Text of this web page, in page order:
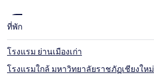
ที่พัก
โรงแรม ย่านเมืองเก่า
โรงแรมใกล้ มหาวิทยาลัยราชภัฏเชียงใหม่